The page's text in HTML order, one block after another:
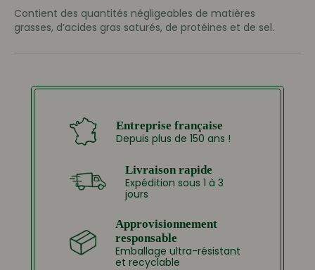
Contient des quantités négligeables de matières
grasses, d’acides gras saturés, de protéines et de sel.
Entreprise française
Depuis plus de 150 ans !
Livraison rapide
Expédition sous 1 à 3
jours
Approvisionnement
responsable
Emballage ultra-résistant
et recyclable